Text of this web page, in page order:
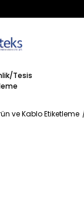
Tesis
ve Kablo Etiketleme